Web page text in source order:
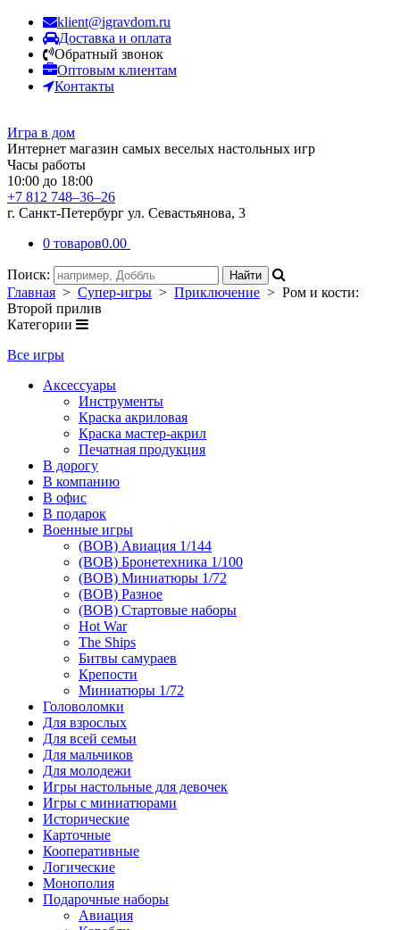
klient@igravdom.ru
Доставка и оплата
Обратный звонок
Оптовым клиентам
Контакты
Игра в дом
Интернет магазин самых веселых настольных игр
Часы работы
10:00 до 18:00
+7 812 748–36–26
г. Санкт-Петербург ул. Севастьянова, 3
0 товаров0.00
Поиск:
Главная > Супер-игры > Приключение > Ром и кости:
Второй прилив
Категории
Все игры
Аксессуары
Инструменты
Краска акриловая
Краска мастер-акрил
Печатная продукция
В дорогу
В компанию
В офис
В подарок
Военные игры
(ВОВ) Авиация 1/144
(ВОВ) Бронетехника 1/100
(ВОВ) Миниатюры 1/72
(ВОВ) Разное
(ВОВ) Стартовые наборы
Hot War
The Ships
Битвы самураев
Крепости
Миниатюры 1/72
Головоломки
Для взрослых
Для всей семьи
Для мальчиков
Для молодежи
Игры настольные для девочек
Игры с миниатюрами
Исторические
Карточные
Кооперативные
Логические
Монополия
Подарочные наборы
Авиация